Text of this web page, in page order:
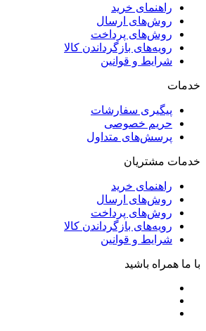
راهنمای خرید
روش‌های ارسال
روش‌های پرداخت
رویه‌های بازگرداندن کالا
شرایط و قوانین
خدمات
پیگیری سفارشات
حریم خصوصی
پرسش‌های متداول
خدمات مشتریان
راهنمای خرید
روش‌های ارسال
روش‌های پرداخت
رویه‌های بازگرداندن کالا
شرایط و قوانین
با ما همراه باشید